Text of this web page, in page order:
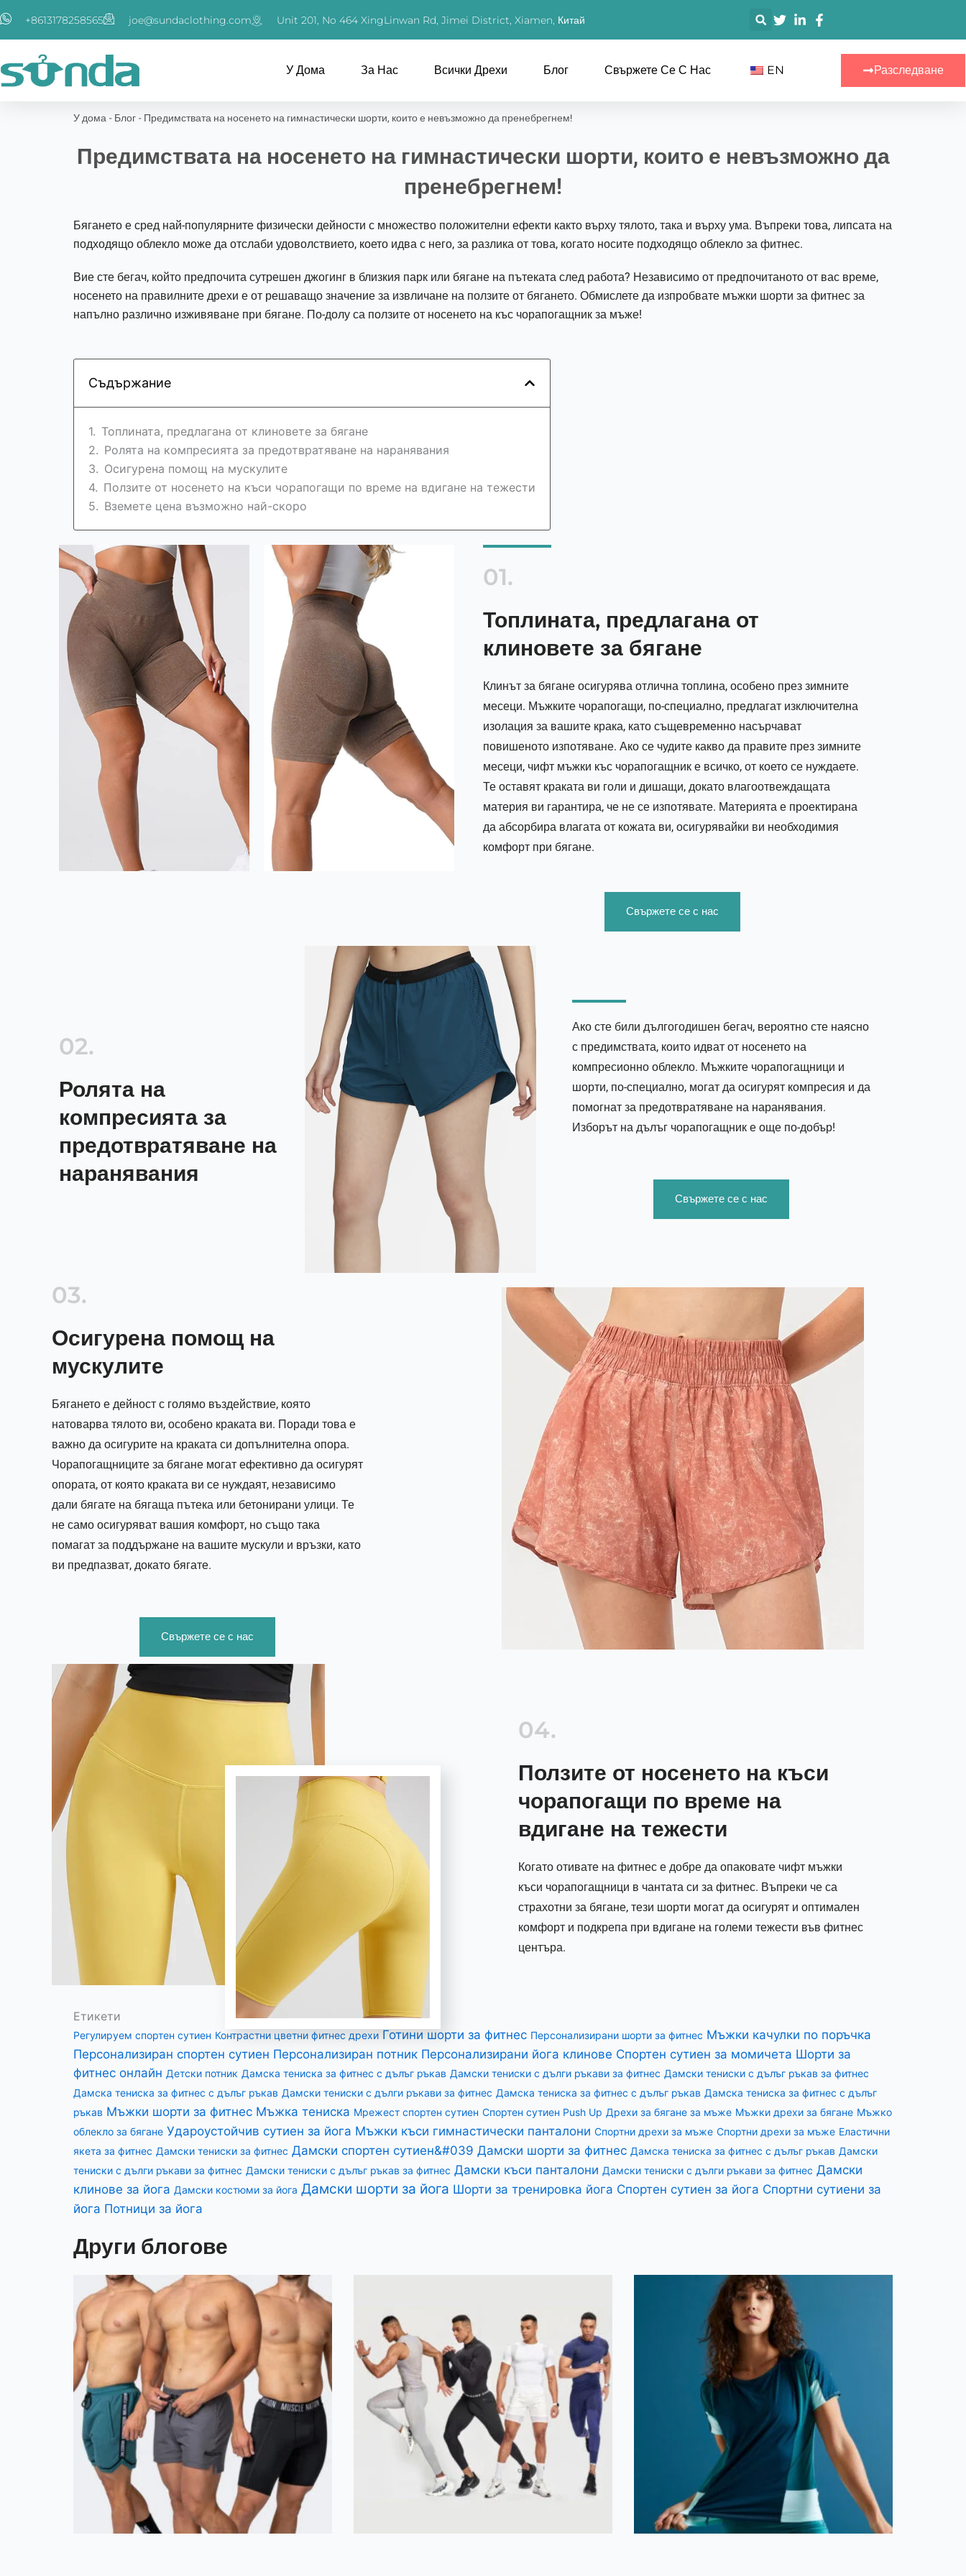
至
容
+8613178258565 joe@sundaclothing.com Unit 201, No 464 XingLinwan Rd, Jimei District, Xiamen, Китай 搜
索
У Дома За Нас Всички Дрехи Блог Свържете Се С Нас EN Разследване
У дома - Блог - Предимствата на носенето на гимнастически шорти, които е невъзможно да пренебрегнем!
Предимствата на носенето на гимнастически шорти, които е невъзможно да
пренебрегнем!
Бягането е сред най-популярните физически дейности с множество положителни ефекти както върху тялото, така и върху ума. Въпреки това, липсата на
подходящо облекло може да отслаби удоволствието, което идва с него, за разлика от това, когато носите подходящо облекло за фитнес.
Вие сте бегач, който предпочита сутрешен джогинг в близкия парк или бягане на пътеката след работа? Независимо от предпочитаното от вас време,
носенето на правилните дрехи е от решаващо значение за извличане на ползите от бягането. Обмислете да изпробвате мъжки шорти за фитнес за
напълно различно изживяване при бягане. По-долу са ползите от носенето на къс чорапогащник за мъже!
Съдържание
Топлината, предлагана от клиновете за бягане
Ролята на компресията за предотвратяване на наранявания
Осигурена помощ на мускулите
Ползите от носенето на къси чорапогащи по време на вдигане на тежести
Вземете цена възможно най-скоро
01.
Топлината, предлагана от
клиновете за бягане
Клинът за бягане осигурява отлична топлина, особено през зимните
месеци. Мъжките чорапогащи, по-специално, предлагат изключителна
изолация за вашите крака, като същевременно насърчават
повишеното изпотяване. Ако се чудите какво да правите през зимните
месеци, чифт мъжки къс чорапогащник е всичко, от което се нуждаете.
Те оставят краката ви голи и дишащи, докато влагоотвеждащата
материя ви гарантира, че не се изпотявате. Материята е проектирана
да абсорбира влагата от кожата ви, осигурявайки ви необходимия
комфорт при бягане.
Свържете се с нас
02.
Ролята на
компресията за
предотвратяване на
наранявания
Ако сте били дългогодишен бегач, вероятно сте наясно
с предимствата, които идват от носенето на
компресионно облекло. Мъжките чорапогащници и
шорти, по-специално, могат да осигурят компресия и да
помогнат за предотвратяване на наранявания.
Изборът на дълъг чорапогащник е още по-добър!
Свържете се с нас
03.
Осигурена помощ на
мускулите
Бягането е дейност с голямо въздействие, която
натоварва тялото ви, особено краката ви. Поради това е
важно да осигурите на краката си допълнителна опора.
Чорапогащниците за бягане могат ефективно да осигурят
опората, от която краката ви се нуждаят, независимо
дали бягате на бягаща пътека или бетонирани улици. Те
не само осигуряват вашия комфорт, но също така
помагат за поддържане на вашите мускули и връзки, като
ви предпазват, докато бягате.
Свържете се с нас
04.
Ползите от носенето на къси
чорапогащи по време на
вдигане на тежести
Когато отивате на фитнес е добре да опаковате чифт мъжки
къси чорапогащници в чантата си за фитнес. Въпреки че са
страхотни за бягане, тези шорти могат да осигурят и оптимален
комфорт и подкрепа при вдигане на големи тежести във фитнес
центъра.
Етикети
Регулируем спортен сутиен Контрастни цветни фитнес дрехи Готини шорти за фитнес Персонализирани шорти за фитнес Мъжки качулки по поръчка
Персонализиран спортен сутиен Персонализиран потник Персонализирани йога клинове Спортен сутиен за момичета Шорти за
фитнес онлайн Детски потник Дамска тениска за фитнес с дълъг ръкав Дамски тениски с дълги ръкави за фитнес Дамски тениски с дълъг ръкав за фитнес
Дамска тениска за фитнес с дълъг ръкав Дамски тениски с дълги ръкави за фитнес Дамска тениска за фитнес с дълъг ръкав Дамска тениска за фитнес с дълъг
ръкав Мъжки шорти за фитнес Мъжка тениска Мрежест спортен сутиен Спортен сутиен Push Up Дрехи за бягане за мъже Мъжки дрехи за бягане Мъжко
облекло за бягане Удароустойчив сутиен за йога Мъжки къси гимнастически панталони Спортни дрехи за мъже Спортни дрехи за мъже Еластични
якета за фитнес Дамски тениски за фитнес Дамски спортен сутиен&#039 Дамски шорти за фитнес Дамска тениска за фитнес с дълъг ръкав Дамски
тениски с дълги ръкави за фитнес Дамски тениски с дълъг ръкав за фитнес Дамски къси панталони Дамски тениски с дълги ръкави за фитнес Дамски
клинове за йога Дамски костюми за йога Дамски шорти за йога Шорти за тренировка йога Спортен сутиен за йога Спортни сутиени за
йога Потници за йога
Други блогове